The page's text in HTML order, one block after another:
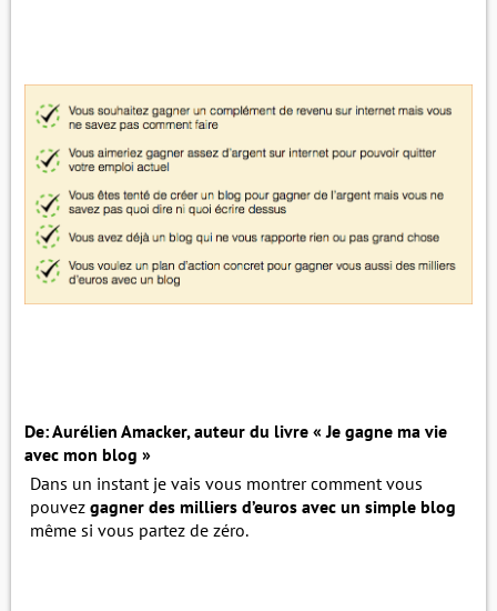
De: Aurélien Amacker, auteur du livre « Je gagne ma vie
avec mon blog »
Dans un instant je vais vous montrer comment vous
pouvez gagner des milliers d’euros avec un simple blog
même si vous partez de zéro.